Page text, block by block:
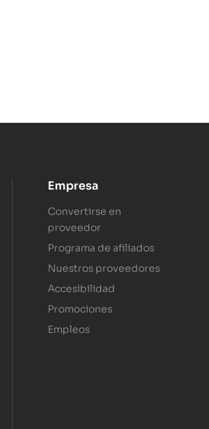
Empresa
Convertirse en
proveedor
Programa de afiliados
Nuestros proveedores
Accesibilidad
Promociones
Empleos